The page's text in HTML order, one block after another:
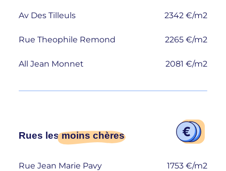
Av Des Tilleuls 2342 €/m2
Rue Theophile Remond 2265 €/m2
All Jean Monnet 2081 €/m2
Rues lesmoins chères
Rue Jean Marie Pavy 1753 €/m2